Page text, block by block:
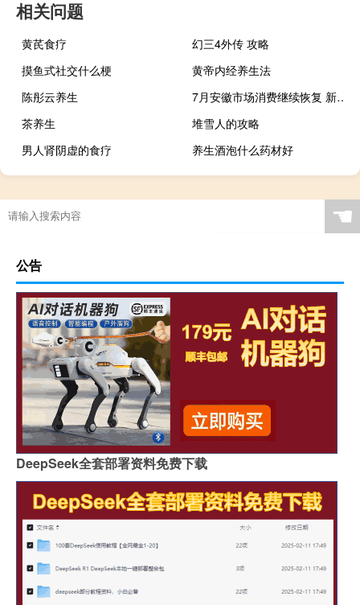
相关问题
黄芪食疗
幻三4外传 攻略
摸鱼式社交什么梗
黄帝内经养生法
陈彤云养生
7月安徽市场消费继续恢复 新能源汽车类商品零售额同比增长69.9%
茶养生
堆雪人的攻略
男人肾阴虚的食疗
养生酒泡什么药材好
☚
公告
DeepSeek全套部署资料免费下载